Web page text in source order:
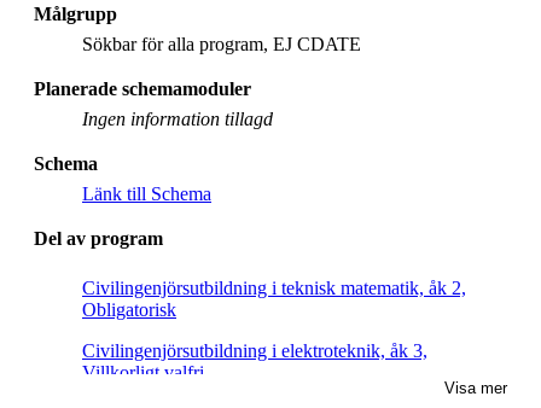
Målgrupp
Sökbar för alla program, EJ CDATE
Planerade schemamoduler
Ingen information tillagd
Schema
Länk till Schema
Del av program
Civilingenjörsutbildning i teknisk matematik, åk 2,
Obligatorisk
Civilingenjörsutbildning i elektroteknik, åk 3,
Villkorligt valfri
Visa mer